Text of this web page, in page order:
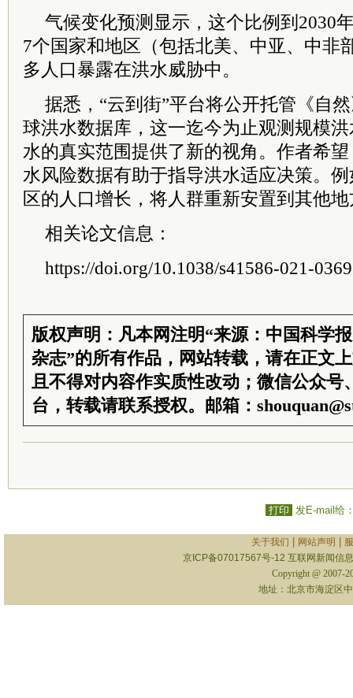
气候变化预测显示，这个比例到2030
7个国家和地区（包括北美、中亚、中非
多人口暴露在洪水威胁中。
据悉，“云到街”平台将公开托管《自
球洪水数据库，这一迄今为止观测规模
水的真实范围提供了新的视角。作者希
水风险数据有助于指导洪水适应决策。
区的人口增长，将人群重新安置到其他
相关论文信息：
https://doi.org/10.1038/s41586-021-
版权声明：凡本网注明“来源：中国科学
杂志”的所有作品，网站转载，请在正文
且不得对内容作实质性改动；微信公众号
台，转载请联系授权。邮箱：
打印 发E-mail给
关于我们 网站声明
京ICP备07017567号-12 互联网新闻信
Copyright @ 2007-
地址：北京市海淀区